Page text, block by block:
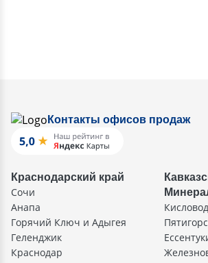
Контакты офисов продаж
Краснодарский край
Сочи
Анапа
Горячий Ключ и Адыгея
Геленджик
Краснодар